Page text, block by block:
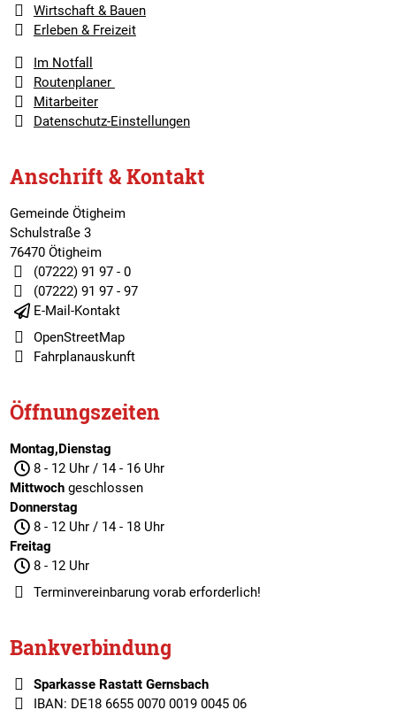
Wirtschaft & Bauen
Erleben & Freizeit
Im Notfall
Routenplaner
Mitarbeiter
Datenschutz-Einstellungen
Anschrift & Kontakt
Gemeinde Ötigheim
Schulstraße 3
76470 Ötigheim
(07222) 91 97 - 0
(07222) 91 97 - 97
E-Mail-Kontakt
OpenStreetMap
Fahrplanauskunft
Öffnungszeiten
Montag,Dienstag
8 - 12 Uhr / 14 - 16 Uhr
Mittwochgeschlossen
Donnerstag
8 - 12 Uhr / 14 - 18 Uhr
Freitag
8 - 12 Uhr
Terminvereinbarungvorab erforderlich!
Bankverbindung
Sparkasse Rastatt Gernsbach
IBAN: DE18 6655 0070 0019 0045 06